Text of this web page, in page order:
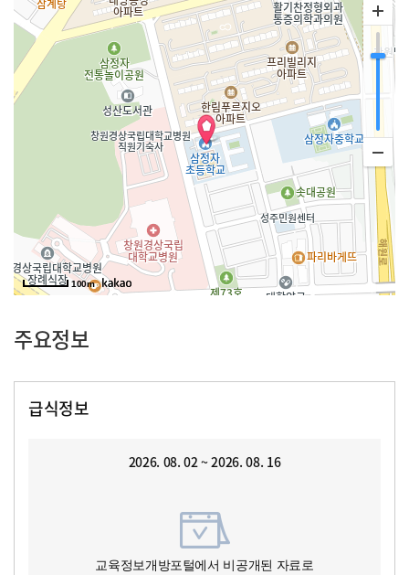
100m
주요정보
급식정보
2026. 08. 02 ~ 2026. 08. 16
교육정보개방포털에서 비공개된 자료로